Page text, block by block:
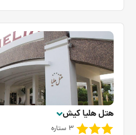
هتل هلیا کیش
3 ستاره